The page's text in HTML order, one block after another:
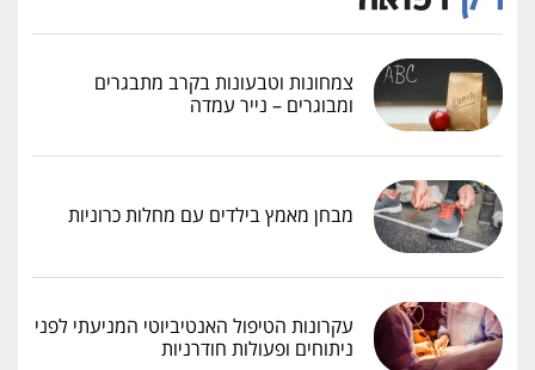
צמחונות וטבעונות בקרב מתבגרים
ומבוגרים – נייר עמדה
מבחן מאמץ בילדים עם מחלות כרוניות
עקרונות הטיפול האנטיביוטי המניעתי לפני
ניתוחים ופעולות חודרניות